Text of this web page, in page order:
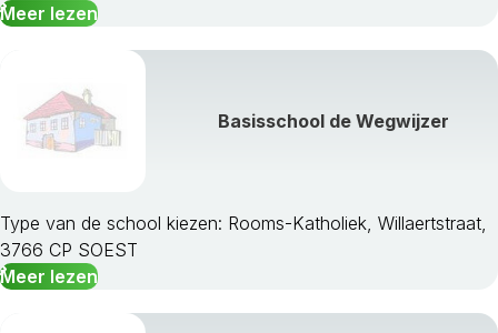
Meer lezen
Basisschool de Wegwijzer
Type van de school kiezen: Rooms-Katholiek, Willaertstraat,
3766 CP SOEST
Meer lezen